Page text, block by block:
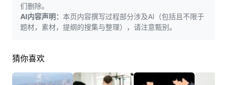
们删除。
AI内容声明： 本页内容撰写过程部分涉及AI（包括且不限于
题材，素材，提纲的搜集与整理），请注意甄别。
猜你喜欢